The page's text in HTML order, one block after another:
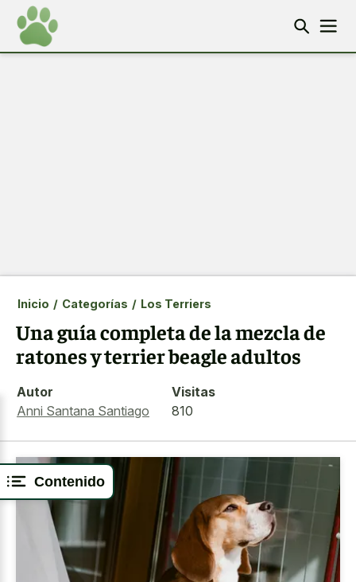
Contenido
Inicio / Categorías / Los Terriers
Una guía completa de la mezcla de
ratones y terrier beagle adultos
Autor
Anni Santana Santiago
Visitas
810